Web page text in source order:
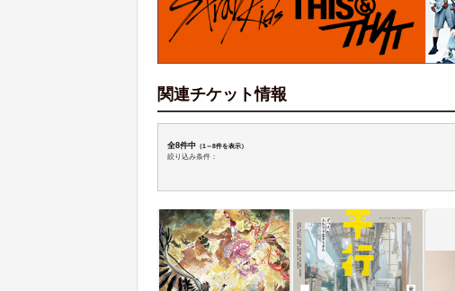
関連チケット情報
全8件中（1～8件を表示）
絞り込み条件：